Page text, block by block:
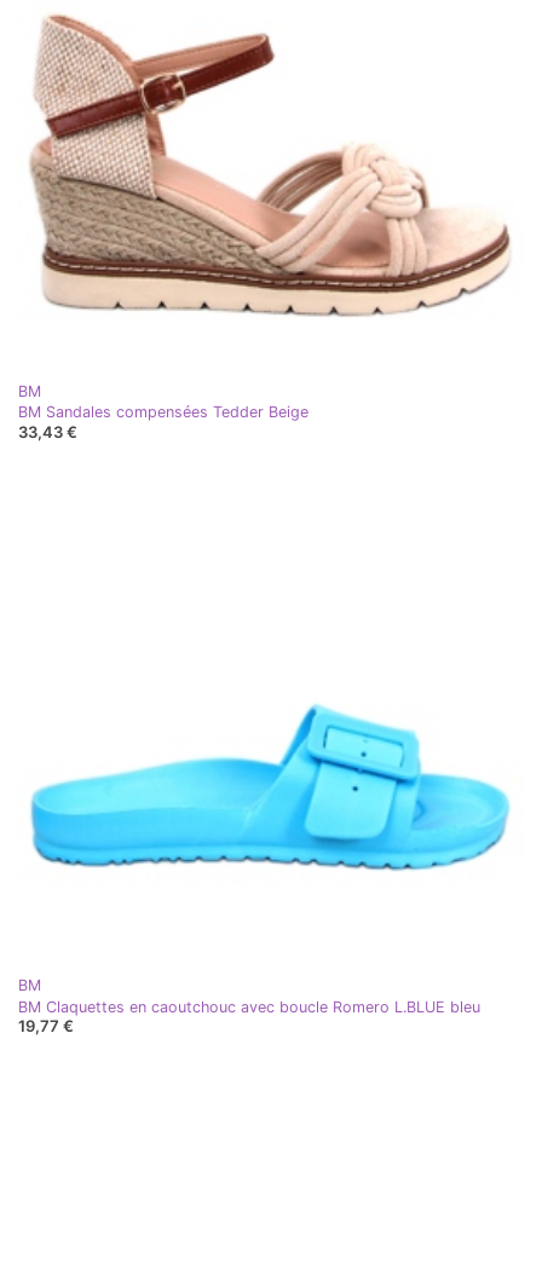
BM
BM Sandales compensées Tedder Beige
33,43 €
BM
BM Claquettes en caoutchouc avec boucle Romero L.BLUE bleu
19,77 €